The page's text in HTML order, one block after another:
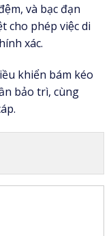
và bạc đạn
cho phép việc di
xác.
khiển bám kéo
bảo trì, cùng